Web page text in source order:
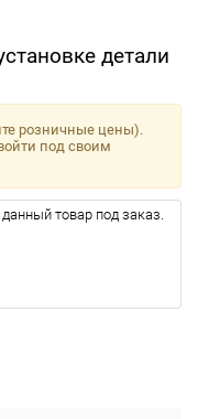
детали
розничные цены).
под своим
товар под заказ.